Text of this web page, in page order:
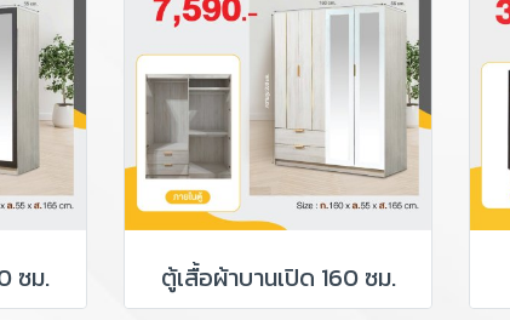
ซม. ตู้เสื้อผ้าบานเปิด 160 ซม.